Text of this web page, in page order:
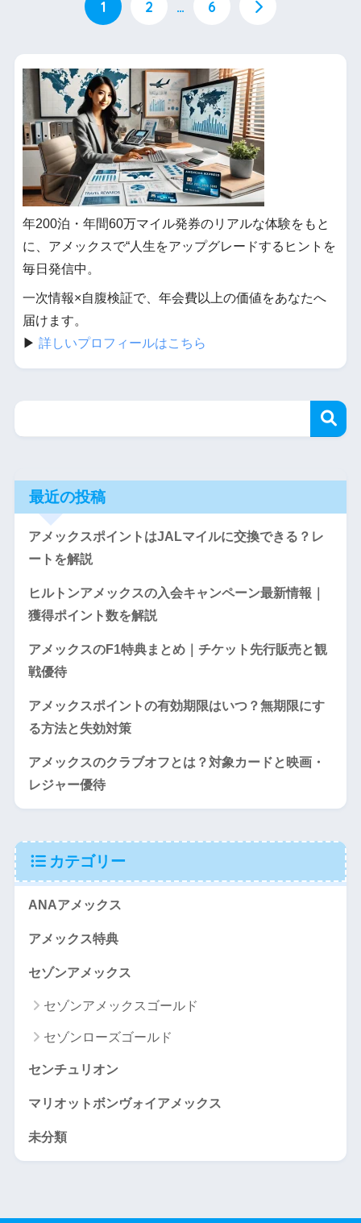
1 2 … 6
年200泊・年間60万マイル発券のリアルな体験をもと
に、アメックスで“人生をアップグレードするヒントを
毎日発信中。
一次情報×自腹検証で、年会費以上の価値をあなたへ
届けます。
▶︎ 詳しいプロフィールはこちら
最近の投稿
アメックスポイントはJALマイルに交換できる？レ
ートを解説
ヒルトンアメックスの入会キャンペーン最新情報｜
獲得ポイント数を解説
アメックスのF1特典まとめ｜チケット先行販売と観
戦優待
アメックスポイントの有効期限はいつ？無期限にす
る方法と失効対策
アメックスのクラブオフとは？対象カードと映画・
レジャー優待
カテゴリー
ANAアメックス
アメックス特典
セゾンアメックス
セゾンアメックスゴールド
セゾンローズゴールド
センチュリオン
マリオットボンヴォイアメックス
未分類